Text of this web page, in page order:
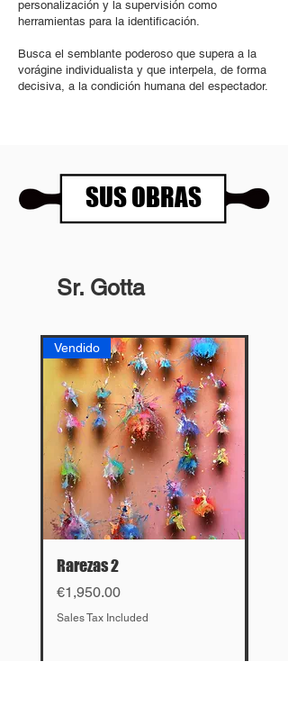
personalización y la supervisión como
herramientas para la identificación.
Busca el semblante poderoso que supera a la
vorágine individualista y que interpela, de forma
decisiva, a la condición humana del espectador.
SUS OBRAS
Sr. Gotta
Vendido
Rarezas 2
Price
€1,950.00
Sales Tax Included